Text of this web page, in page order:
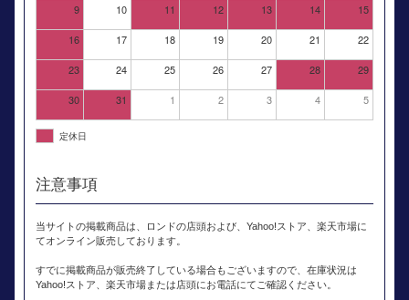
9 10 11 12 13 14 15
16 17 18 19 20 21 22
23 24 25 26 27 28 29
30 31 1 2 3 4 5
定休日
注意事項
当サイトの掲載商品は、ロンドの店頭および、Yahoo!ストア、楽天市場に
てオンライン販売しております。
すでに掲載商品が販売終了している場合もございますので、在庫状況は
Yahoo!ストア、楽天市場または店頭にお電話にてご確認ください。